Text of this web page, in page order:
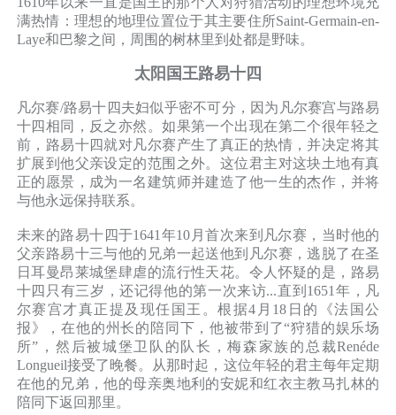
满热情：理想的地理位置位于其主要住所Saint-Germain-en-
Laye和巴黎之间，周围的树林里到处都是野味。
太阳国王路易十四
凡尔赛/路易十四夫妇似乎密不可分，因为凡尔赛宫与路易
十四相同，反之亦然。如果第一个出现在第二个很年轻之
前，路易十四就对凡尔赛产生了真正的热情，并决定将其
扩展到他父亲设定的范围之外。这位君主对这块土地有真
正的愿景，成为一名建筑师并建造了他一生的杰作，并将
与他永远保持联系。
未来的路易十四于1641年10月首次来到凡尔赛，当时他的
父亲路易十三与他的兄弟一起送他到凡尔赛，逃脱了在圣
日耳曼昂莱城堡肆虐的流行性天花。令人怀疑的是，路易
十四只有三岁，还记得他的第一次来访...直到1651年，凡
尔赛宫才真正提及现任国王。根据4月18日的《法国公
报》，在他的州长的陪同下，他被带到了“狩猎的娱乐场
所”，然后被城堡卫队的队长，梅森家族的总裁Renéde
Longueil接受了晚餐。从那时起，这位年轻的君主每年定期
在他的兄弟，他的母亲奥地利的安妮和红衣主教马扎林的
陪同下返回那里。